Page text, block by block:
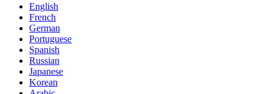
English
French
German
Portuguese
Spanish
Russian
Japanese
Korean